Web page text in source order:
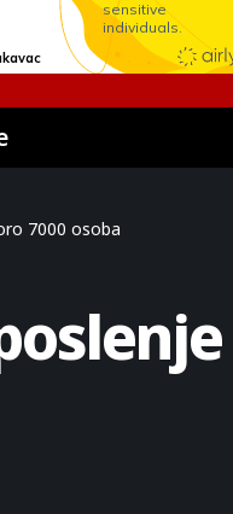
7000 osoba